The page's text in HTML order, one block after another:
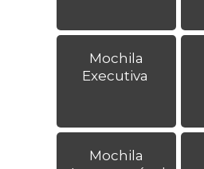
Mochila
Executiva
Mochila